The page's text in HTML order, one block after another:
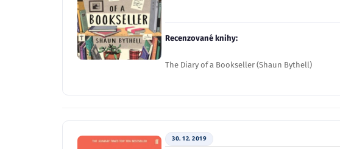
Recenzované knihy:
The Diary of a Bookseller (Shaun Bythell)
30. 12. 2019